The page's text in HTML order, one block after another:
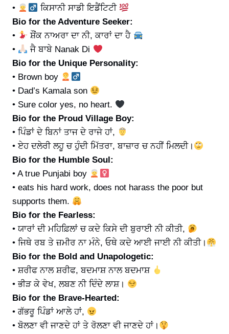
•
ਕਿਸਾਨੀ ਸਾਡੀ ਇਡੈਂਟਿਟੀ
Bio for the Adventure Seeker:
•
ਸ਼ੌਂਕ ਨਾਅਰਾ ਦਾ ਨੀ, ਕਾਰਾਂ ਦਾ ਹੈ
•
ਜੈ ਬਾਬੇ Nanak Di
Bio for the Unique Personality:
• Brown boy
• Dad’s Kamala son
• Sure color yes, no heart.
Bio for the Proud Village Boy:
• ਪਿੰਡਾਂ ਦੇ ਬਿਨਾਂ ਤਾਜ ਦੇ ਰਾਜੇ ਹਾਂ,
• ਏਹ ਦਲੇਰੀ ਲਹੂ ਚ ਹੁੰਦੀ ਮਿੱਤਰਾ, ਬਾਜ਼ਾਰ ਚ ਨਹੀਂ ਮਿਲਦੀ।
Bio for the Humble Soul:
• A true Punjabi boy
• eats his hard work, does not harass the poor but
supports them.
Bio for the Fearless:
• ਯਾਰਾਂ ਦੀ ਮਹਿਫ਼ਿਲਾਂ ਚ ਕਦੇ ਕਿਸੇ ਦੀ ਬੁਰਾਈ ਨੀ ਕੀਤੀ,
• ਜਿਥੇ ਰਬ ਤੇ ਜ਼ਮੀਰ ਨਾ ਮੰਨੇ, ਓਥੇ ਕਦੇ ਆਈ ਜਾਈ ਨੀ ਕੀਤੀ।
Bio for the Bold and Unapologetic:
• ਸ਼ਰੀਫ ਨਾਲ ਸ਼ਰੀਫ, ਬਦਮਾਸ਼ ਨਾਲ ਬਦਮਾਸ਼
• ਭੀੜ ਕੇ ਵੇਖ, ਲਬਣ ਨੀ ਦਿੰਦੇ ਲਾਸ਼।
Bio for the Brave-Hearted:
• ਗੱਭਰੂ ਪਿੰਡਾਂ ਆਲੇ ਹਾਂ,
• ਬੋਲਣਾ ਵੀ ਜਾਣਦੇ ਹਾਂ ਤੇ ਰੋਲਣਾ ਵੀ ਜਾਣਦੇ ਹਾਂ।